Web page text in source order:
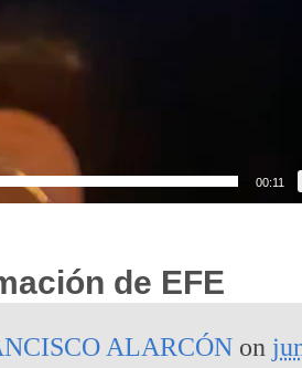
00:11
de EFE
ALARCÓN on